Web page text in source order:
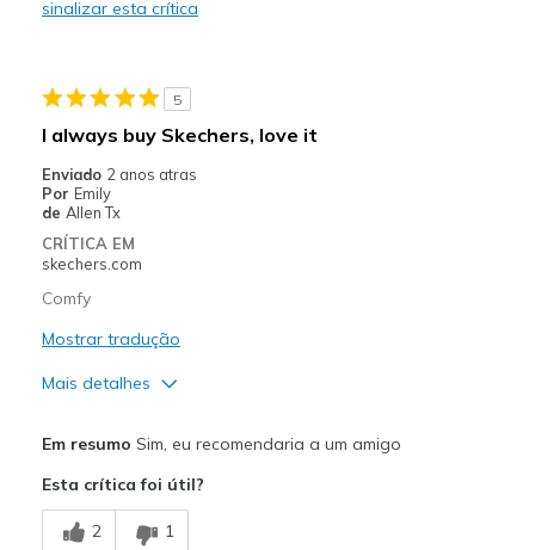
Going Out
Width
Sizing
View On Shoes
sinalizar esta crítica
5
I always buy Skechers, love it
Enviado 2 anos atras
Por Emily
de Allen Tx
CRÍTICA EM
skechers.com
Comfy
Mostrar tradução
Mais detalhes
Melhores utilizações
Em resumo Sim, eu recomendaria a um amigo
Esta crítica foi útil?
2 1